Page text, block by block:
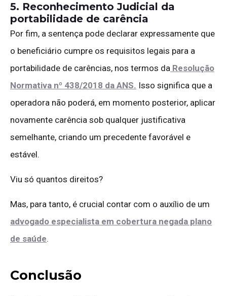
5. Reconhecimento Judicial da
portabilidade de carência
Por fim, a sentença pode declarar expressamente que
o beneficiário cumpre os requisitos legais para a
portabilidade de carências, nos termos da Resolução
Normativa nº 438/2018 da ANS. Isso significa que a
operadora não poderá, em momento posterior, aplicar
novamente carência sob qualquer justificativa
semelhante, criando um precedente favorável e
estável.
Viu só quantos direitos?
Mas, para tanto, é crucial contar com o auxílio de um
advogado especialista em cobertura negada plano
de saúde.
Conclusão